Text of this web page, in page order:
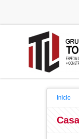
Inicio